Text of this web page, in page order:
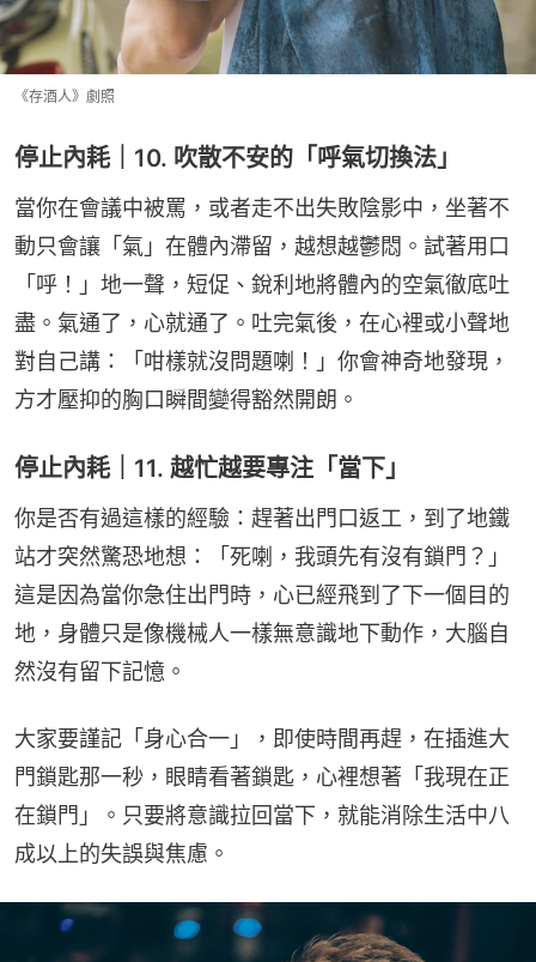
《存酒人》劇照
停止內耗｜10. 吹散不安的「呼氣切換法」
當你在會議中被罵，或者走不出失敗陰影中，坐著不
動只會讓「氣」在體內滯留，越想越鬱悶。試著用口
「呼！」地一聲，短促、銳利地將體內的空氣徹底吐
盡。氣通了，心就通了。吐完氣後，在心裡或小聲地
對自己講：「咁樣就沒問題喇！」你會神奇地發現，
方才壓抑的胸口瞬間變得豁然開朗。
停止內耗｜11. 越忙越要專注「當下」
你是否有過這樣的經驗：趕著出門口返工，到了地鐵
站才突然驚恐地想：「死喇，我頭先有沒有鎖門？」
這是因為當你急住出門時，心已經飛到了下一個目的
地，身體只是像機械人一樣無意識地下動作，大腦自
然沒有留下記憶。
大家要謹記「身心合一」，即使時間再趕，在插進大
門鎖匙那一秒，眼睛看著鎖匙，心裡想著「我現在正
在鎖門」。只要將意識拉回當下，就能消除生活中八
成以上的失誤與焦慮。